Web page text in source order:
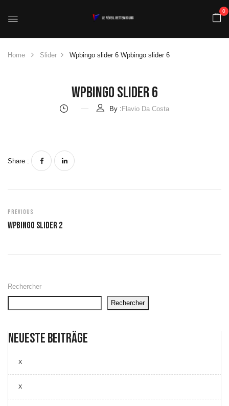
0
Home Slider Wpbingo slider 6 Wpbingo slider 6
Wpbingo Slider 6
By : Flavio Da Costa
Rechercher
Rechercher
Neueste Beiträge
X
X
Share :
Previous
Wpbingo Slider 2